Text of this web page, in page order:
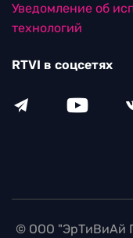
Уведомление об
технологий
RTVI в соцсетях
© ООО "ЭрТиВиАй